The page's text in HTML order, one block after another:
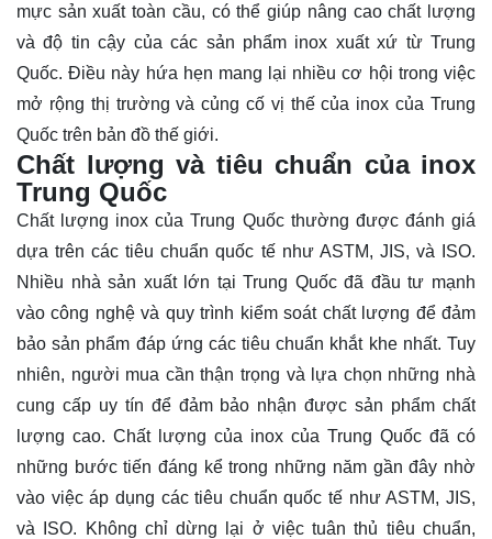
mực sản xuất toàn cầu, có thể giúp nâng cao chất lượng
và độ tin cậy của các sản phẩm inox xuất xứ từ Trung
Quốc. Điều này hứa hẹn mang lại nhiều cơ hội trong việc
mở rộng thị trường và củng cố vị thế của inox của Trung
Quốc trên bản đồ thế giới.
Chất lượng và tiêu chuẩn của inox
Trung Quốc
Chất lượng inox của Trung Quốc thường được đánh giá
dựa trên các tiêu chuẩn quốc tế như ASTM, JIS, và ISO.
Nhiều nhà sản xuất lớn tại Trung Quốc đã đầu tư mạnh
vào công nghệ và quy trình kiểm soát chất lượng để đảm
bảo sản phẩm đáp ứng các tiêu chuẩn khắt khe nhất. Tuy
nhiên, người mua cần thận trọng và lựa chọn những nhà
cung cấp uy tín để đảm bảo nhận được sản phẩm chất
lượng cao. Chất lượng của inox của Trung Quốc đã có
những bước tiến đáng kể trong những năm gần đây nhờ
vào việc áp dụng các tiêu chuẩn quốc tế như ASTM, JIS,
và ISO. Không chỉ dừng lại ở việc tuân thủ tiêu chuẩn,